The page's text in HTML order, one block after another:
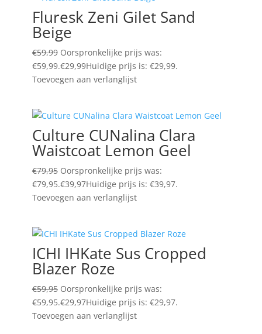
Fluresk Zeni Gilet Sand
Beige
€59,99 Oorspronkelijke prijs was:
€59,99.€29,99Huidige prijs is: €29,99.
Toevoegen aan verlanglijst
Culture CUNalina Clara
Waistcoat Lemon Geel
€79,95 Oorspronkelijke prijs was:
€79,95.€39,97Huidige prijs is: €39,97.
Toevoegen aan verlanglijst
ICHI IHKate Sus Cropped
Blazer Roze
€59,95 Oorspronkelijke prijs was:
€59,95.€29,97Huidige prijs is: €29,97.
Toevoegen aan verlanglijst